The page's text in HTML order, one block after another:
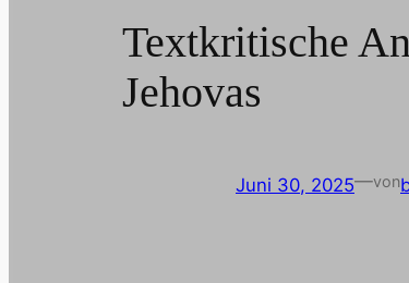
Textkritische
Jehovas
Juni 30, 2025—von